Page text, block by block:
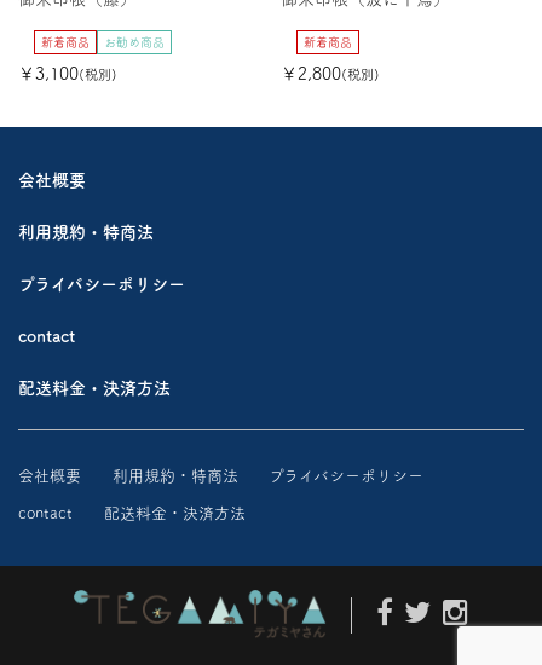
新着商品 お勧め商品
￥3,100(税別)
新着商品
￥2,800(税別)
会社概要
利用規約・特商法
プライバシーポリシー
contact
配送料金・決済方法
会社概要 利用規約・特商法 プライバシーポリシー
contact 配送料金・決済方法